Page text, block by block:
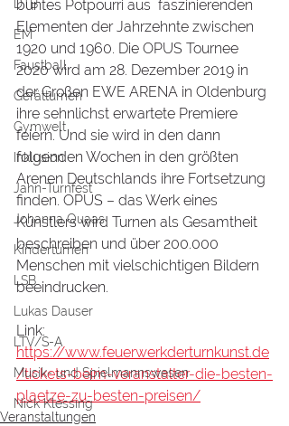
DTB
EM
Faustball
Gerätturnen
Gymwelt
Inklusion
Jahn-Turnfest
Johanna Quaas
Kinderturnen
LSB
Lukas Dauser
LTV/S-A
Musik- und Spielmannswesen
Nick Klessing
buntes Potpourri aus  faszinierenden
Elementen der Jahrzehnte zwischen
1920 und 1960. Die OPUS Tournee
2020 wird am 28. Dezember 2019 in
der Großen EWE ARENA in Oldenburg
ihre sehnlichst erwartete Premiere
feiern. Und sie wird in den dann
folgenden Wochen in den größten
Arenen Deutschlands ihre Fortsetzung
finden. OPUS – das Werk eines
Künstlers wird Turnen als Gesamtheit
beschreiben und über 200.000
Menschen mit vielschichtigen Bildern
beeindrucken.
Link:
https://www.feuerwerkderturnkunst.de
/tickets-beim-veranstalter-die-besten-
plaetze-zu-besten-preisen/
Veranstaltungen